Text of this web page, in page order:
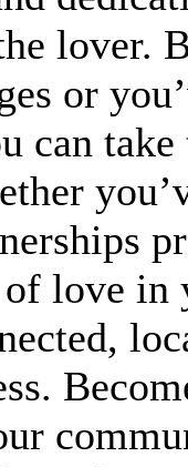
lover.
or
can
love in